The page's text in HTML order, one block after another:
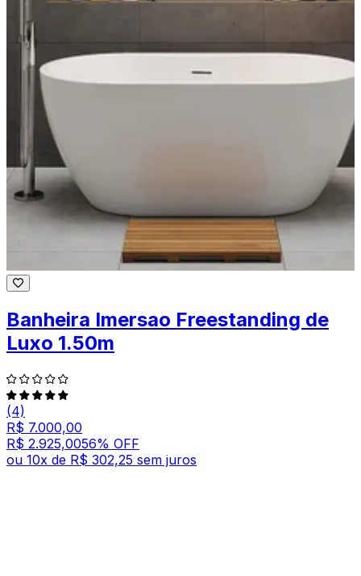
Banheira Imersao Freestanding de
Luxo 1.50m
(4)
R$ 7.000,00
R$ 2.925,0056% OFF
ou 10x de R$ 302,25 sem juros